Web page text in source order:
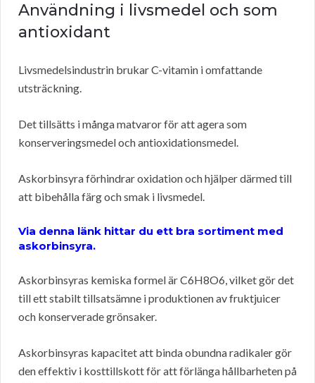
Användning i livsmedel och som
antioxidant
Livsmedelsindustrin brukar C-vitamin i omfattande
utsträckning.
Det tillsätts i många matvaror för att agera som
konserveringsmedel och antioxidationsmedel.
Askorbinsyra förhindrar oxidation och hjälper därmed till
att bibehålla färg och smak i livsmedel.
Via denna länk hittar du ett bra sortiment med
askorbinsyra.
Askorbinsyras kemiska formel är C6H8O6, vilket gör det
till ett stabilt tillsatsämne i produktionen av fruktjuicer
och konserverade grönsaker.
Askorbinsyras kapacitet att binda obundna radikaler gör
den effektiv i kosttillskott för att förlänga hållbarheten på